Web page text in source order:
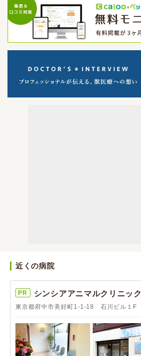
近くの病院
PR シンシアアニマルクリニック
東京都府中市美好町1-1-18 石川ビル１F